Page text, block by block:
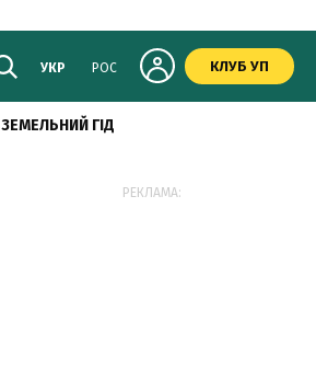
УКР РОС КЛУБ УП
ЗЕМЕЛЬНИЙ ГІД
РЕКЛАМА: